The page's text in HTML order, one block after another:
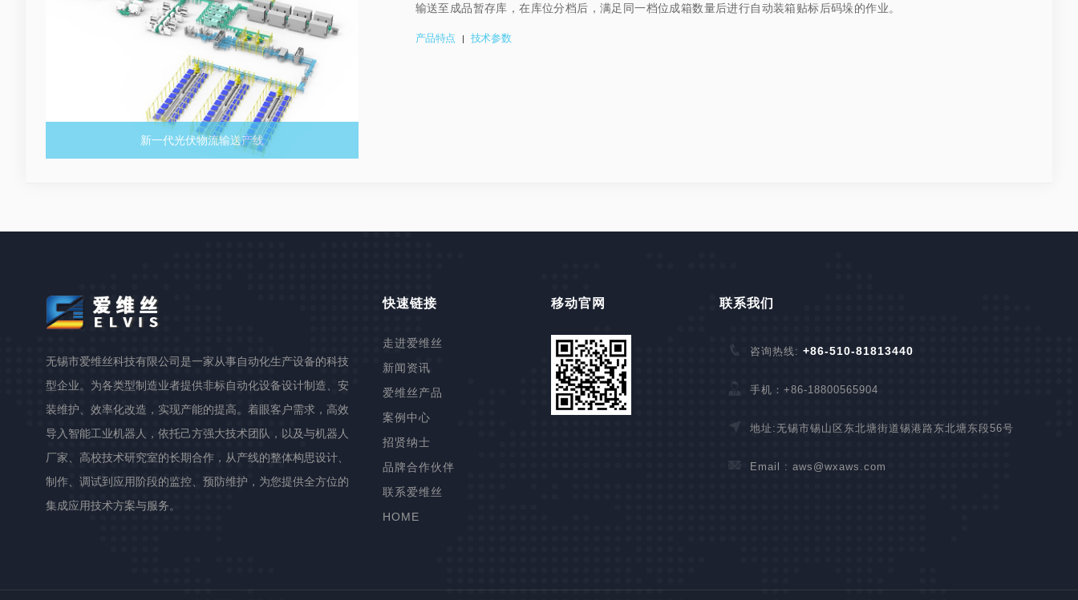
新一代光伏物流输送产线
输送至成品暂存库，在库位分档后，满足同一档位成箱数量后进行自动装箱贴标后码垛的作业。
产品特点 | 技术参数
无锡市爱维丝科技有限公司是一家从事自动化生产设备的科技
型企业。为各类型制造业者提供非标自动化设备设计制造、安
装维护、效率化改造，实现产能的提高。着眼客户需求，高效
导入智能工业机器人，依托己方强大技术团队，以及与机器人
厂家、高校技术研究室的长期合作，从产线的整体构思设计、
制作、调试到应用阶段的监控、预防维护，为您提供全方位的
集成应用技术方案与服务。
快速链接
走进爱维丝
新闻资讯
爱维丝产品
案例中心
招贤纳士
品牌合作伙伴
联系爱维丝
HOME
移动官网 联系我们
咨询热线: +86-510-81813440
手机：+86-18800565904
地址:无锡市锡山区东北塘街道锡港路东北塘东段56号
Email : aws@wxaws.com